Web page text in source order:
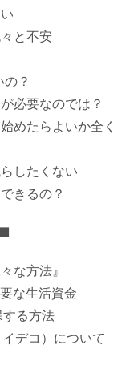
と不安
？
必要なのでは？
めたらよいか全く
したくない
きるの？
な方法』
な生活資金
る方法
デコ）について